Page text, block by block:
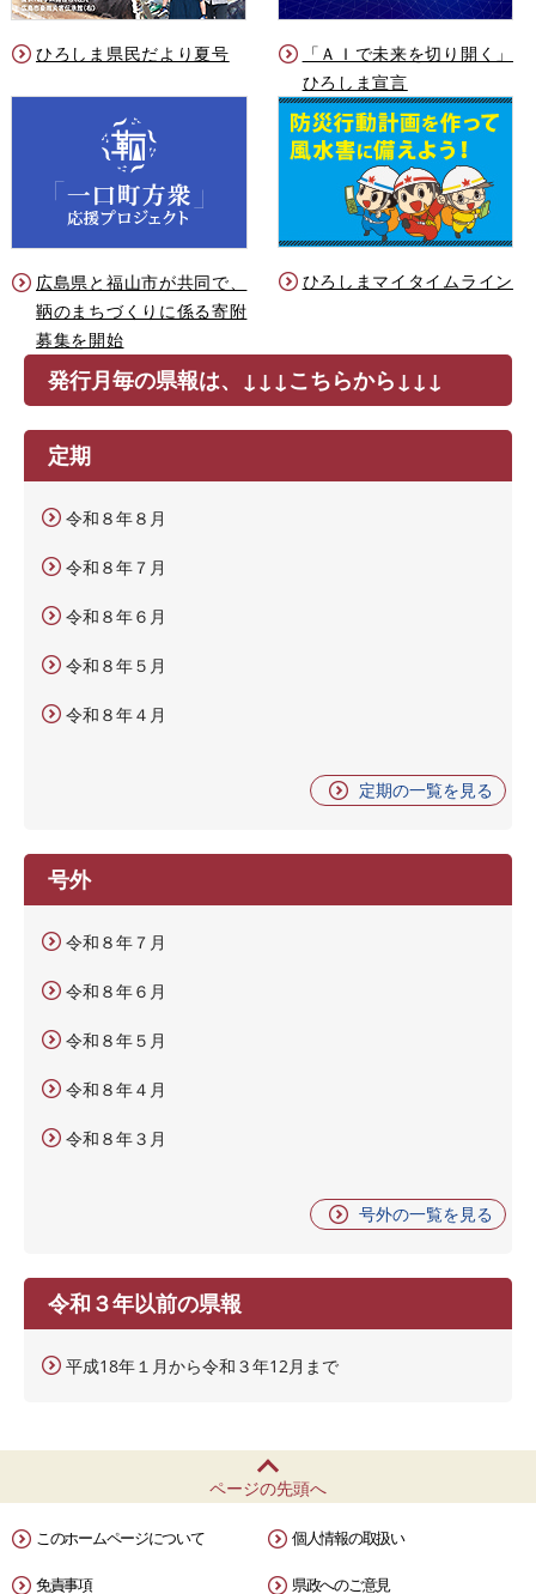
ひろしま県民だより夏号
「ＡＩで未来を切り開く」
ひろしま宣言
広島県と福山市が共同で、
鞆のまちづくりに係る寄附
募集を開始
ひろしまマイタイムライン
発行月毎の県報は、↓↓↓こちらから↓↓↓
定期
令和８年８月
令和８年７月
令和８年６月
令和８年５月
令和８年４月
定期の一覧を見る
号外
令和８年７月
令和８年６月
令和８年５月
令和８年４月
令和８年３月
号外の一覧を見る
令和３年以前の県報
平成18年１月から令和３年12月まで
ページの先頭へ
このホームページについて 個人情報の取扱い
免責事項 県政へのご意見